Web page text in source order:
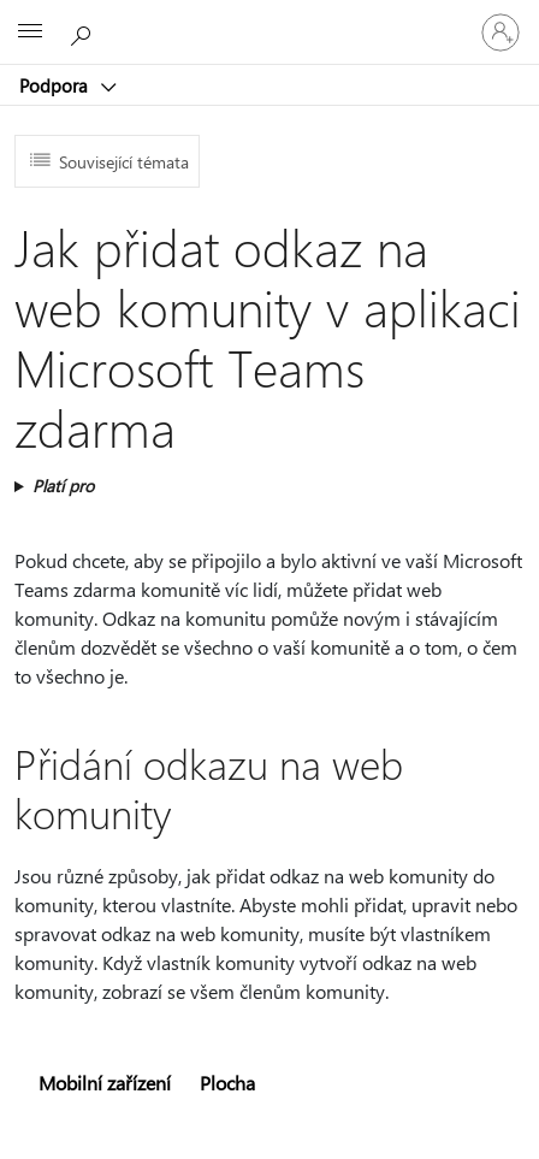
Podpora
Přihlaste
se
ke
účtu
Související témata
Jak přidat odkaz na
web komunity v aplikaci
Microsoft Teams
zdarma
Platí pro
Pokud chcete, aby se připojilo a bylo aktivní ve vaší Microsoft
Teams zdarma komunitě víc lidí, můžete přidat web
komunity. Odkaz na komunitu pomůže novým i stávajícím
členům dozvědět se všechno o vaší komunitě a o tom, o čem
to všechno je.
Přidání odkazu na web
komunity
Jsou různé způsoby, jak přidat odkaz na web komunity do
komunity, kterou vlastníte. Abyste mohli přidat, upravit nebo
spravovat odkaz na web komunity, musíte být vlastníkem
komunity. Když vlastník komunity vytvoří odkaz na web
komunity, zobrazí se všem členům komunity.
Mobilní zařízení Plocha